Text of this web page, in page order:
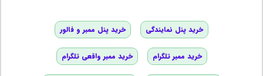
خرید پنل نمایندگی خرید پنل ممبر و فالور
خرید ممبر تلگرام خرید ممبر واقعی تلگرام